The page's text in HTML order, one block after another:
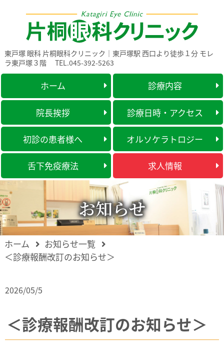
東戸塚 眼科 片桐眼科クリニック｜東戸塚駅 西口より徒歩１分 モレ
ラ東戸塚３階
TEL.045-392-5263
ホーム 診療内容
院長挨拶 診療日時・アクセス
初診の患者様へ オルソケラトロジー
舌下免疫療法 求人情報
お知らせ
ホーム
お知らせ一覧
＜診療報酬改訂のお知らせ＞
2026/05/5
＜診療報酬改訂のお知らせ＞